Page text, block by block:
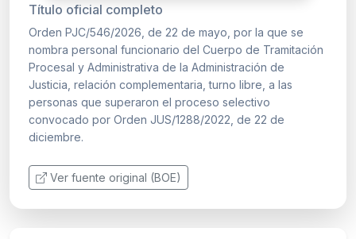
Título oficial completo
Orden PJC/546/2026, de 22 de mayo, por la que se
nombra personal funcionario del Cuerpo de Tramitación
Procesal y Administrativa de la Administración de
Justicia, relación complementaria, turno libre, a las
personas que superaron el proceso selectivo
convocado por Orden JUS/1288/2022, de 22 de
diciembre.
Ver fuente original (BOE)